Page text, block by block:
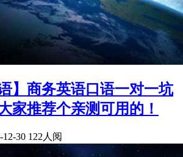
】商务英语口语一对一坑
家推荐个亲测可用的！
12-30 122人阅